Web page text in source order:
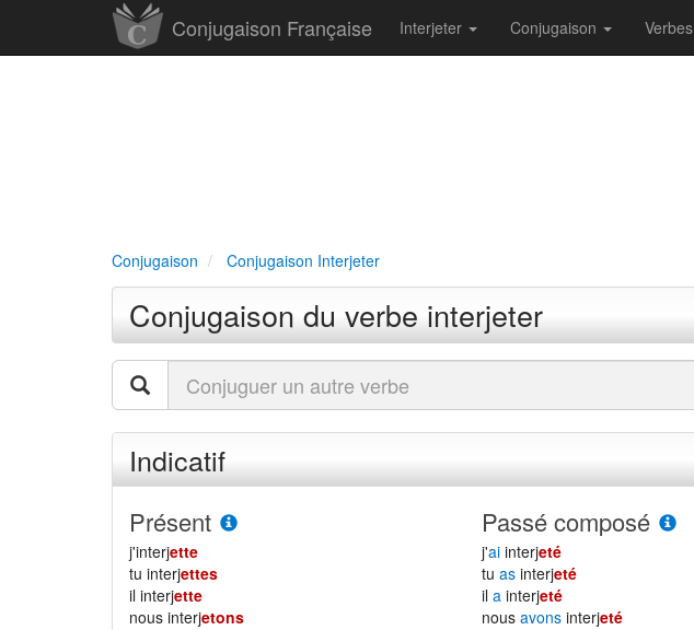
Conjugaison Française Interjeter Conjugaison Verbes
Conjugaison Conjugaison Interjeter
Conjugaison du verbe interjeter
Indicatif
Présent
j'interjette
tu interjettes
il interjette
nous interjetons
Passé composé
j'ai interjeté
tuas interjeté
ila interjeté
nousavons interjeté